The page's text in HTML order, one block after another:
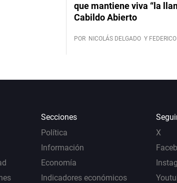
que mantiene viva “la
Cabildo Abierto
POR NICOLÁS DELGADO Y
Secciones
Política
Información
Economía
Indicadores económicos
X